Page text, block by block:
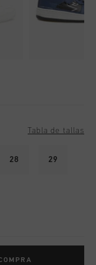
Tabla de tallas
28 29